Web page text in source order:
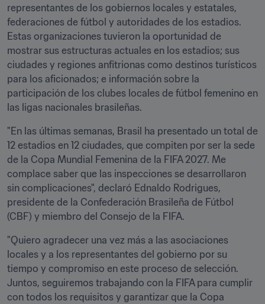
representantes de los gobiernos locales y estatales,
federaciones de fútbol y autoridades de los estadios.
Estas organizaciones tuvieron la oportunidad de
mostrar sus estructuras actuales en los estadios; sus
ciudades y regiones anfitrionas como destinos turísticos
para los aficionados; e información sobre la
participación de los clubes locales de fútbol femenino en
las ligas nacionales brasileñas.
"En las últimas semanas, Brasil ha presentado un total de
12 estadios en 12 ciudades, que compiten por ser la sede
de la Copa Mundial Femenina de la FIFA 2027. Me
complace saber que las inspecciones se desarrollaron
sin complicaciones", declaró Ednaldo Rodrigues,
presidente de la Confederación Brasileña de Fútbol
(CBF) y miembro del Consejo de la FIFA.
"Quiero agradecer una vez más a las asociaciones
locales y a los representantes del gobierno por su
tiempo y compromiso en este proceso de selección.
Juntos, seguiremos trabajando con la FIFA para cumplir
con todos los requisitos y garantizar que la Copa